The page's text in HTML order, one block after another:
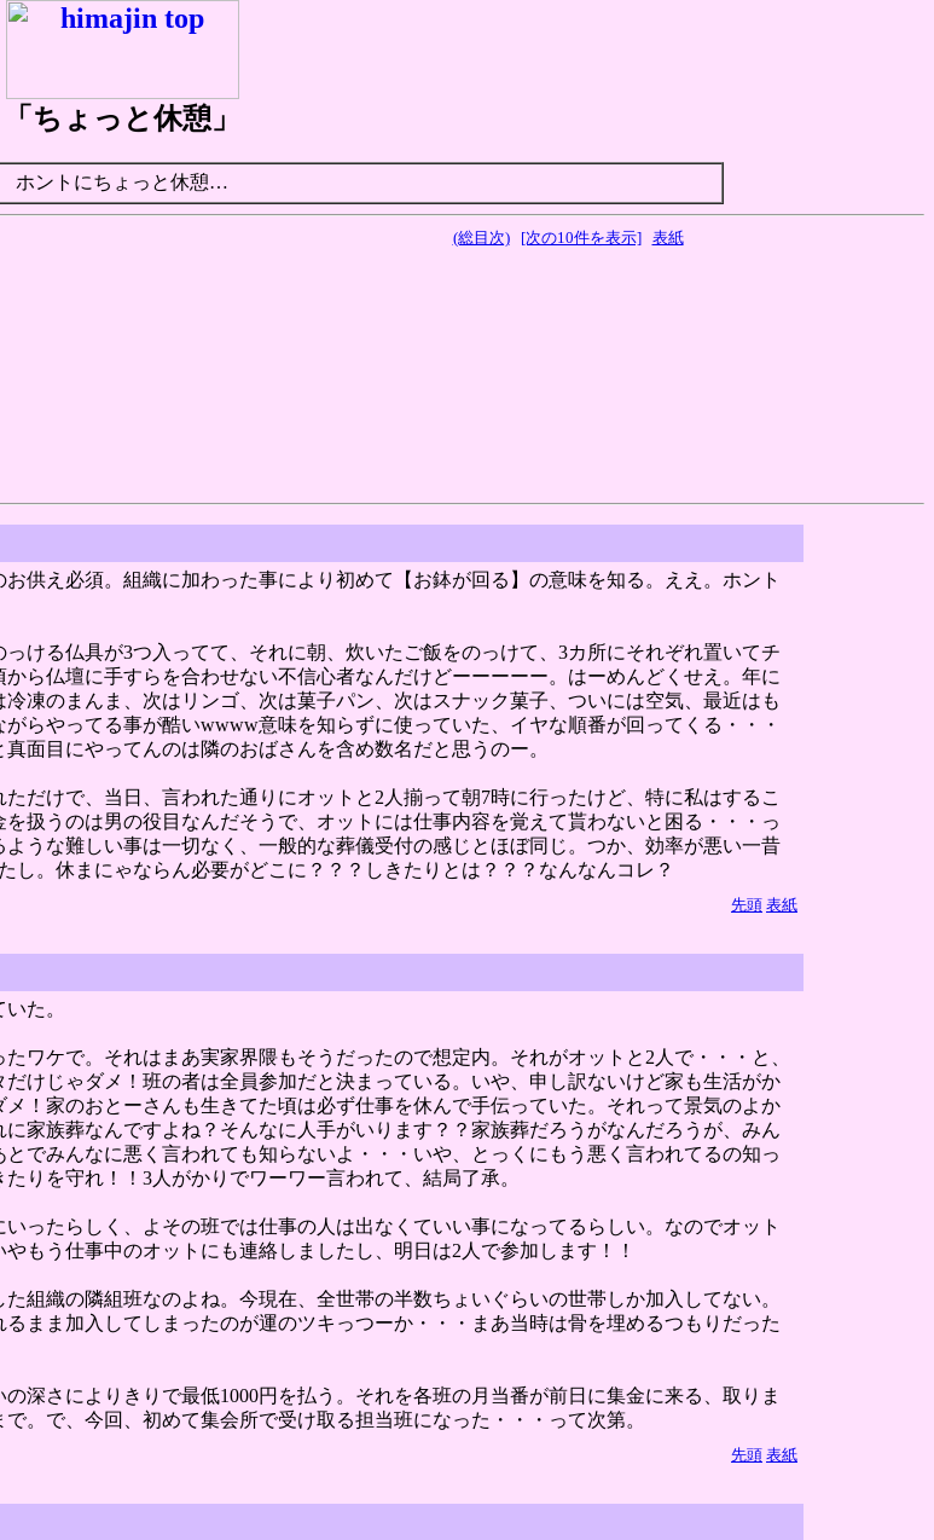
「ちょっと休憩」
ホントにちょっと休憩…
(総目次) [次の10件を表示] 表紙
供え必須。組織に加わった事により初めて【お鉢が回る】の意味を知る。ええ。ホント
ける仏具が3つ入ってて、それに朝、炊いたご飯をのっけて、3カ所にそれぞれ置いてチ
ら仏壇に手すらを合わせない不信心者なんだけどーーーーー。はーめんどくせえ。年に
凍のまんま、次はリンゴ、次は菓子パン、次はスナック菓子、ついには空気、最近はも
らやってる事が酷いwwww意味を知らずに使っていた、イヤな順番が回ってくる・・・
面目にやってんのは隣のおばさんを含め数名だと思うのー。
だけで、当日、言われた通りにオットと2人揃って朝7時に行ったけど、特に私はするこ
扱うのは男の役目なんだそうで、オットには仕事内容を覚えて貰わないと困る・・・っ
うな難しい事は一切なく、一般的な葬儀受付の感じとほぼ同じ。つか、効率が悪い一昔
。休まにゃならん必要がどこに？？？しきたりとは？？？なんなんコレ？
先頭 表紙
た。
ワケで。それはまあ実家界隈もそうだったので想定内。それがオットと2人で・・・と、
けじゃダメ！班の者は全員参加だと決まっている。いや、申し訳ないけど家も生活がか
！家のおとーさんも生きてた頃は必ず仕事を休んで手伝っていた。それって景気のよか
家族葬なんですよね？そんなに人手がいります？？家族葬だろうがなんだろうが、みん
でみんなに悪く言われても知らないよ・・・いや、とっくにもう悪く言われてるの知っ
りを守れ！！3人がかりでワーワー言われて、結局了承。
ったらしく、よその班では仕事の人は出なくていい事になってるらしい。なのでオット
もう仕事中のオットにも連絡しましたし、明日は2人で参加します！！
組織の隣組班なのよね。今現在、全世帯の半数ちょいぐらいの世帯しか加入してない。
まま加入してしまったのが運のツキっつーか・・・まあ当時は骨を埋めるつもりだった
深さによりきりで最低1000円を払う。それを各班の月当番が前日に集金に来る、取りま
。で、今回、初めて集会所で受け取る担当班になった・・・って次第。
先頭 表紙